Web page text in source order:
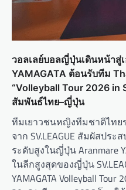
วอลเลย์บอลญี่ปุ่นเดินหน้าสู่
YAMAGATA ต้อนรับทีม
“Volleyball Tour 2026 in
สัมพันธ์ไทย–ญี่ปุ่น
ทีมเยาวชนหญิงทีมชาติไท
จาก SV.LEAGUE สัมผัสปร
ระดับสูงในญี่ปุ่น Aranmare
ในลีกสูงสุดของญี่ปุ่น
YAMAGATA Volleyball